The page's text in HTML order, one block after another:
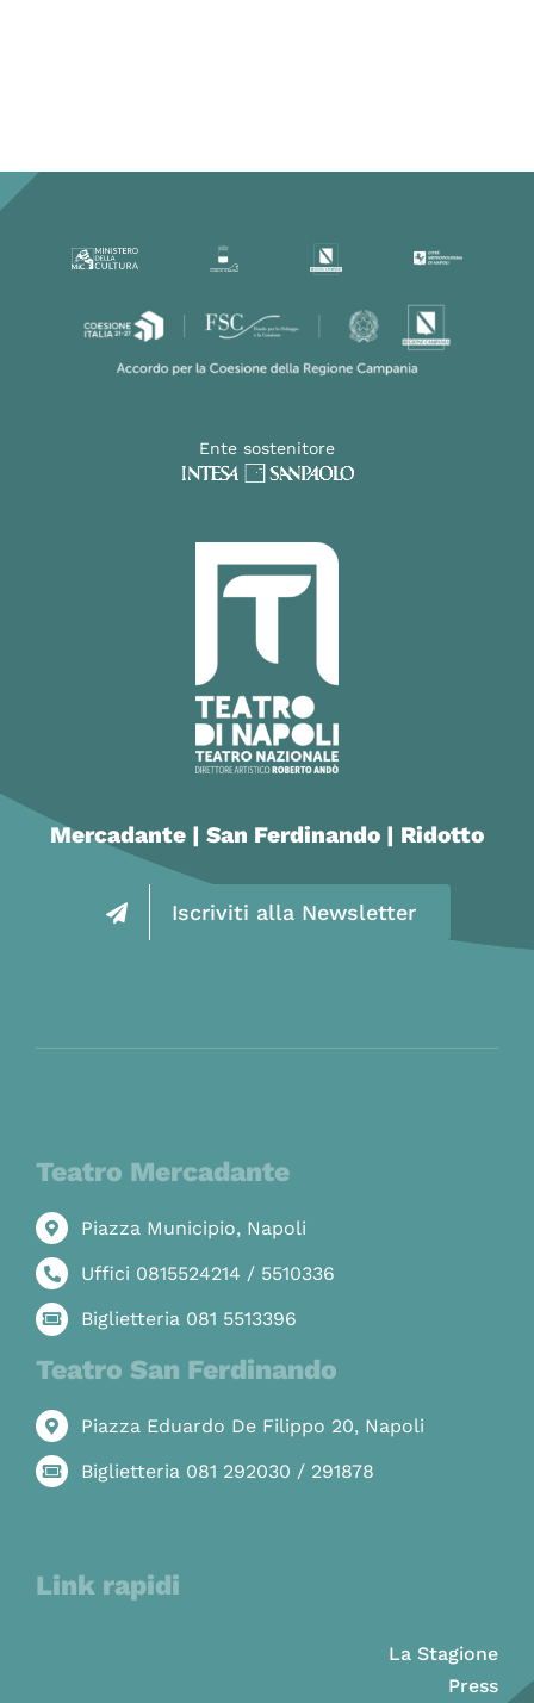
Ente sostenitore
Mercadante | San Ferdinando | Ridotto
Iscriviti alla Newsletter
Teatro Mercadante
Piazza Municipio, Napoli
Uffici 0815524214 / 5510336
Biglietteria 081 5513396
Teatro San Ferdinando
Piazza Eduardo De Filippo 20, Napoli
Biglietteria 081 292030 / 291878
Link rapidi
La Stagione
Press